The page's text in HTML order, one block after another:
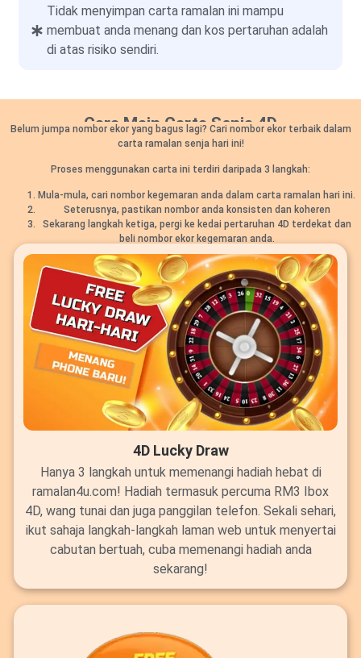
Tidak menyimpan carta ramalan ini mampu
membuat anda menang dan kos pertaruhan adalah
di atas risiko sendiri.
Cara Main Carta Senja 4D
Belum jumpa nombor ekor yang bagus lagi? Cari nombor ekor terbaik dalam
carta ramalan senja hari ini!
Proses menggunakan carta ini terdiri daripada 3 langkah:
Mula-mula, cari nombor kegemaran anda dalam carta ramalan hari ini.
Seterusnya, pastikan nombor anda konsisten dan koheren
Sekarang langkah ketiga, pergi ke kedai pertaruhan 4D terdekat dan
beli nombor ekor kegemaran anda.
4D Lucky Draw
Hanya 3 langkah untuk memenangi hadiah hebat di
ramalan4u.com! Hadiah termasuk percuma RM3 Ibox
4D, wang tunai dan juga panggilan telefon. Sekali sehari,
ikut sahaja langkah-langkah laman web untuk menyertai
cabutan bertuah, cuba memenangi hadiah anda
sekarang!